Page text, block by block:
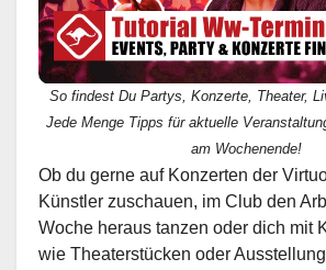
So findest Du Partys, Konzerte, Theater,
Jede Menge Tipps für aktuelle
am Wochenende!
Ob du gerne auf Konzerten der
Künstler zuschauen, im Club den
Woche heraus tanzen oder dich mit
wie Theaterstücken oder